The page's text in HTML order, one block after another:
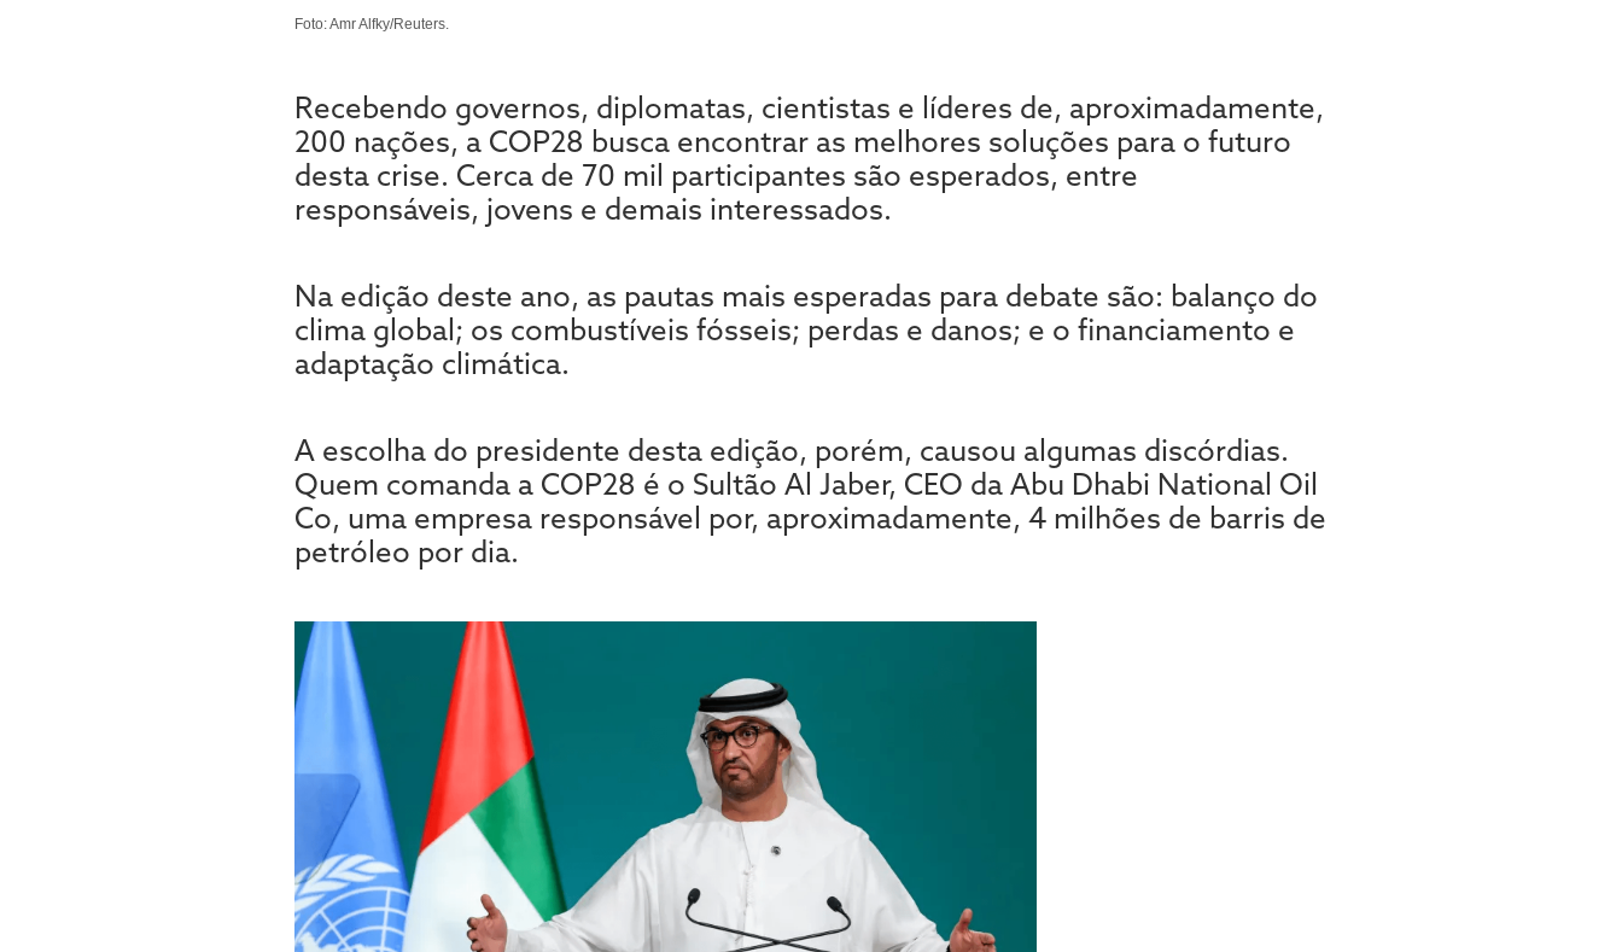
Foto: Amr Alfky/Reuters.
Recebendo governos, diplomatas, cientistas e líderes de, aproximadamente,
200 nações, a COP28 busca encontrar as melhores soluções para o futuro
desta crise. Cerca de 70 mil participantes são esperados, entre
responsáveis, jovens e demais interessados.
Na edição deste ano, as pautas mais esperadas para debate são: balanço do
clima global; os combustíveis fósseis; perdas e danos; e o financiamento e
adaptação climática.
A escolha do presidente desta edição, porém, causou algumas discórdias.
Quem comanda a COP28 é o Sultão Al Jaber, CEO da Abu Dhabi National Oil
Co, uma empresa responsável por, aproximadamente, 4 milhões de barris de
petróleo por dia.